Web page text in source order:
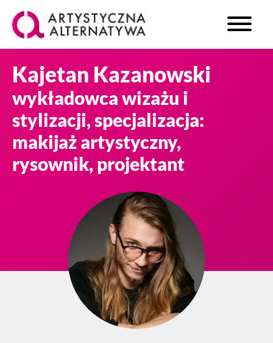
Kajetan Kazanowski
wykładowca wizażu i
stylizacji, specjalizacja:
makijaż artystyczny,
rysownik, projektant